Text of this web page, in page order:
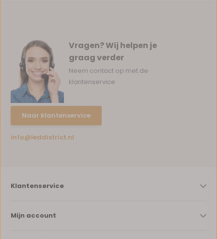
Vragen? Wij helpen je
graag verder
Neem contact op met de
klantenservice
Naar klantenservice
info@leddistrict.nl
Klantenservice
Mijn account